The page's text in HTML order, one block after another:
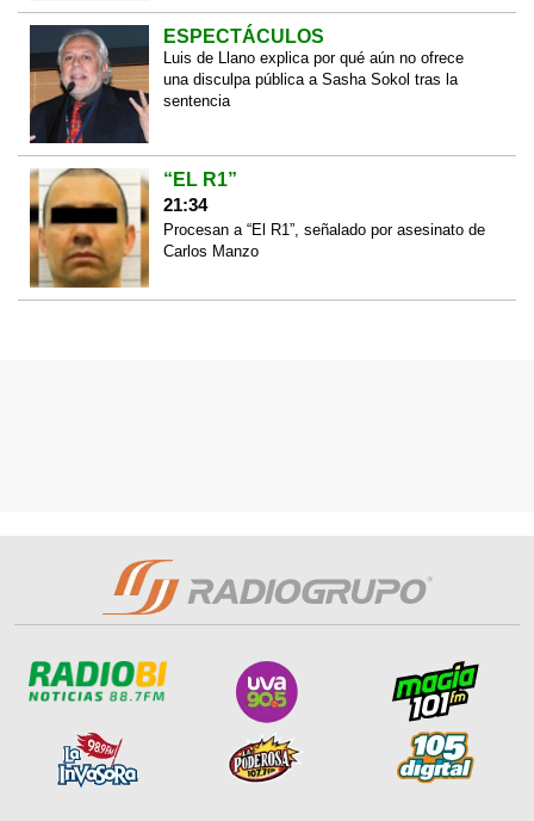
ESPECTÁCULOS
Luis de Llano explica por qué aún no ofrece
una disculpa pública a Sasha Sokol tras la
sentencia
“EL R1”
21:34
Procesan a “El R1”, señalado por asesinato de
Carlos Manzo